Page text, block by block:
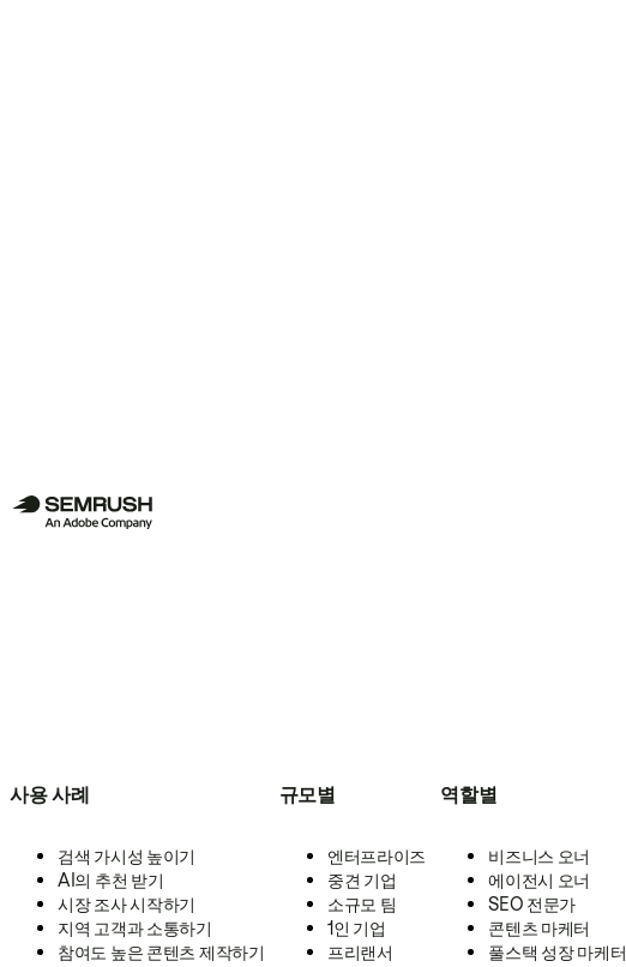
사용 사례
검색 가시성 높이기
AI의 추천 받기
시장 조사 시작하기
지역 고객과 소통하기
참여도 높은 콘텐츠 제작하기
규모별
엔터프라이즈
중견 기업
소규모 팀
1인 기업
프리랜서
역할별
비즈니스 오너
에이전시 오너
SEO 전문가
콘텐츠 마케터
풀스택 성장 마케터